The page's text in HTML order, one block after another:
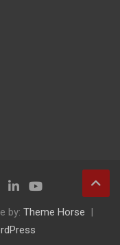
by: Theme Horse